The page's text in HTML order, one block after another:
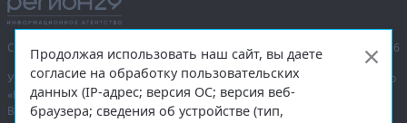
Сетевое издание «Информационное агентство Регион 29»,
© 2016–2026
Учредитель — общество с ограниченной ответственностью «Агентство
«Правда Севера».
Выписка из реестра зарегистрированных средств массовой
Продолжая использовать наш сайт, вы даете
согласие на обработку пользовательских
данных (IP-адрес; версия ОС; версия веб-
браузера; сведения об устройстве (тип,